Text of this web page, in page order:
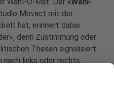
Movact mit der
hat, erinnert dabei
denn Zustimmung oder
Thesen signalisiert
nach links oder rechts.
wie Online-Dating», heißt